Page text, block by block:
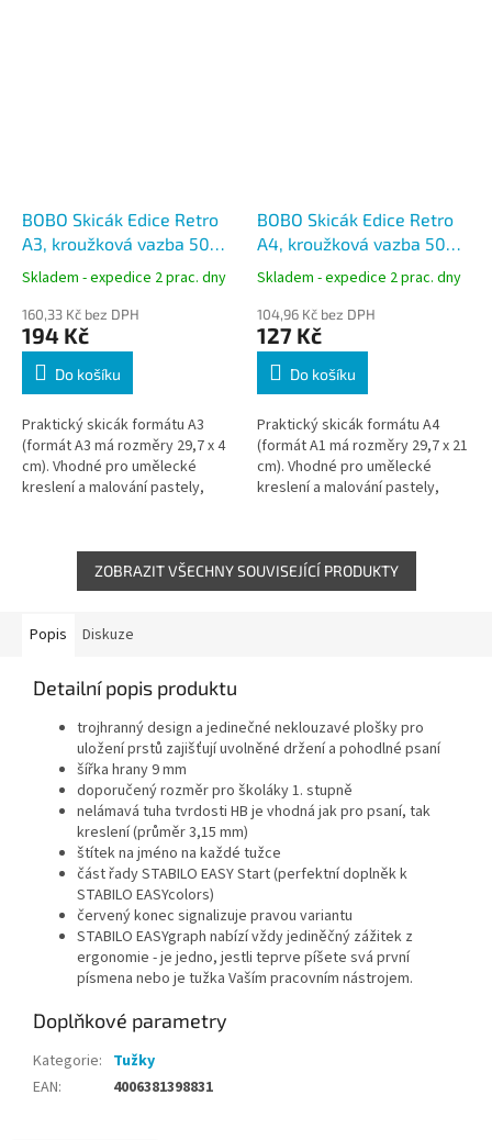
BOBO Skicák Edice Retro
A3, kroužková vazba 50
listů
Skladem - expedice 2 prac. dny
160,33 Kč bez DPH
194 Kč
Do košíku
Praktický skicák formátu A3
(formát A3 má rozměry 29,7 x 4
cm). Vhodné pro umělecké
kreslení a malování pastely,
BOBO Skicák Edice Retro
A4, kroužková vazba 50
listů
Skladem - expedice 2 prac. dny
104,96 Kč bez DPH
127 Kč
Do košíku
Praktický skicák formátu A4
(formát A1 má rozměry 29,7 x 21
cm). Vhodné pro umělecké
kreslení a malování pastely,
ZOBRAZIT VŠECHNY SOUVISEJÍCÍ PRODUKTY
Popis Diskuze
Detailní popis produktu
trojhranný design a jedinečné neklouzavé plošky pro
uložení prstů zajišťují uvolněné držení a pohodlné psaní
šířka hrany 9 mm
doporučený rozměr pro školáky 1. stupně
nelámavá tuha tvrdosti HB je vhodná jak pro psaní, tak
kreslení (průměr 3,15 mm)
štítek na jméno na každé tužce
část řady STABILO EASY Start (perfektní doplněk k
STABILO EASYcolors)
červený konec signalizuje pravou variantu
STABILO EASYgraph nabízí vždy jediněčný zážitek z
ergonomie - je jedno, jestli teprve píšete svá první
písmena nebo je tužka Vaším pracovním nástrojem.
Doplňkové parametry
Kategorie: Tužky
EAN: 4006381398831